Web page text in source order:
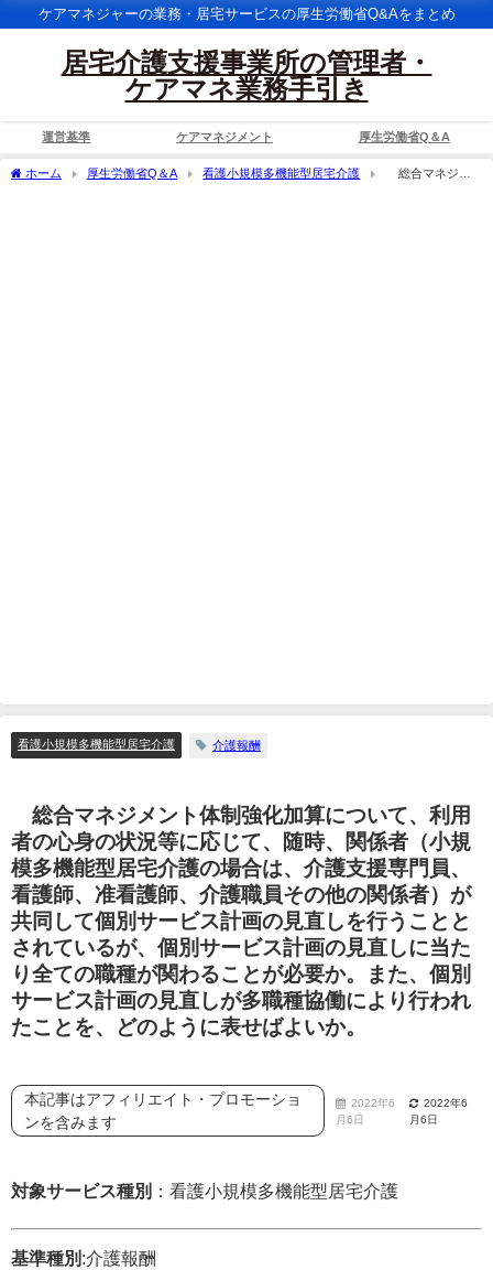
ケアマネジャーの業務・居宅サービスの厚生労働省Q&Aをまとめ
居宅介護支援事業所の管理者・
ケアマネ業務手引き
運営基準 ケアマネジメント 厚生労働省Q＆A
ホーム 厚生労働省Q＆A 看護小規模多機能型居宅介護
総合マネジメ
看護小規模多機能型居宅介護 介護報酬
総合マネジメント体制強化加算について、利用
者の心身の状況等に応じて、随時、関係者（小規
模多機能型居宅介護の場合は、介護支援専門員、
看護師、准看護師、介護職員その他の関係者）が
共同して個別サービス計画の見直しを行うことと
されているが、個別サービス計画の見直しに当た
り全ての職種が関わることが必要か。また、個別
サービス計画の見直しが多職種協働により行われ
たことを、どのように表せばよいか。
本記事はアフィリエイト・プロモーショ
ンを含みます
2022年6
月6日
2022年6
月6日
対象サービス種別 ：看護小規模多機能型居宅介護
基準種別 :介護報酬